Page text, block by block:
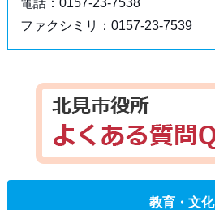
電話：0157-23-7538
ファクシミリ：0157-23-7539
教育・文化